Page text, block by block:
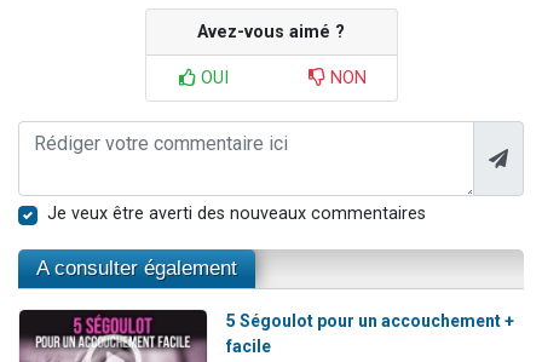
Avez-vous aimé ?
OUI NON
Je veux être averti des nouveaux commentaires
A consulter également
5 Ségoulot pour un accouchement +
facile